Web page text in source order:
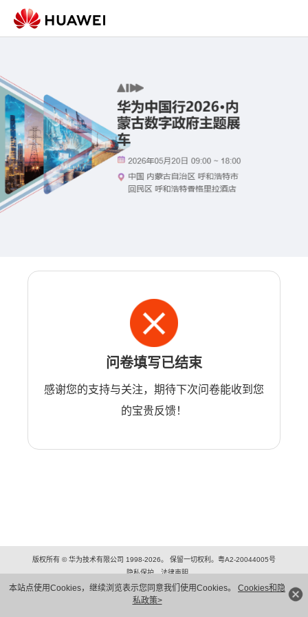
本站点使用Cookies，继续浏览表示您同意我们使用Cookies。 Cookies和隐
私政策>
问卷填写已结束
感谢您的支持与关注，期待下次问卷能收到您
的宝贵反馈！
版权所有 © 华为技术有限公司 1998-2026。 保留一切权利。粤A2-20044005号
隐私保护
法律声明